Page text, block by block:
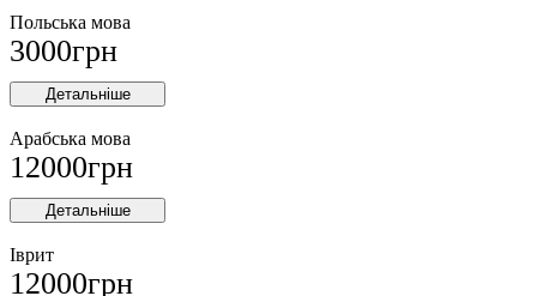
Польська мова
3000грн
Детальніше
Арабська мова
12000грн
Детальніше
Іврит
12000грн